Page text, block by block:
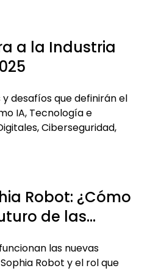
a la Industria
desafíos que definirán el
IA, Tecnología e
Ciberseguridad,
Robot: ¿Cómo
de las
las nuevas
Robot y el rol que